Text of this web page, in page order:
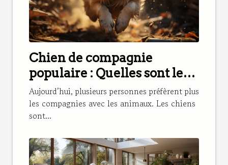
Chien de compagnie
populaire : Quelles sont les
meilleures races à choisir ?
Aujourd’hui, plusieurs personnes préfèrent plus
les compagnies avec les animaux. Les chiens
sont...